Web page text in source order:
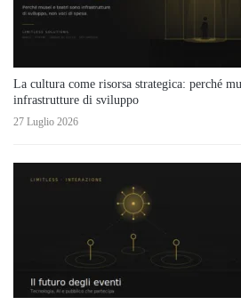
La cultura come risorsa strategica: perché
infrastrutture di sviluppo
27 Luglio 2026